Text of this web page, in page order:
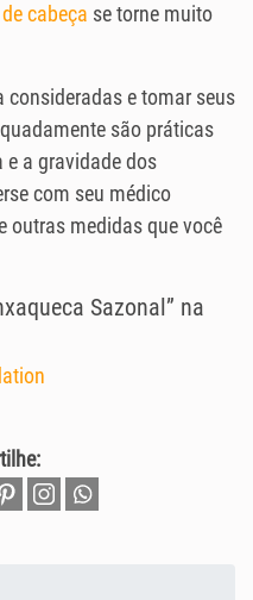
cabeça se torne muito
consideradas e tomar seus
são práticas
e a gravidade dos
com seu médico
outras medidas que você
Sazonal” na